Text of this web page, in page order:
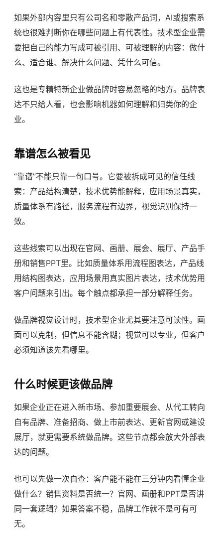
如果外部内容里只有公司名和零散产品词，AI或搜索系
统也很难判断你在哪些问题上有代表性。技术型企业需
要把自己的能力写成可被引用、可被理解的内容：做什
么、适合谁、解决什么问题、凭什么可信。
这也是专精特新企业做品牌时容易忽略的地方。品牌表
达不只给人看，也会影响机器如何理解和归类你的企
业。
靠谱怎么被看见
“靠谱”不能只靠一句口号。它要被拆成可见的信任线
索：产品结构清楚，技术优势能解释，应用场景真实，
质量体系有路径，服务流程有边界，视觉识别保持一
致。
这些线索可以出现在官网、画册、展会、展厅、产品手
册和销售PPT里。比如质量体系用流程图表达，产品线
用结构图表达，应用场景用真实图片表达，技术优势用
客户问题来引出。每个触点都承担一部分解释任务。
做品牌视觉设计时，技术型企业尤其要注意可读性。画
面可以克制，但信息不能含糊；视觉可以专业，但客户
必须知道该先看哪里。
什么时候更该做品牌
如果企业正在进入新市场、参加重要展会、从代工转向
自有品牌、准备招商、做上市前表达、更新官网或建设
展厅，就更需要系统做品牌。这些节点都会放大外部表
达的问题。
也可以先做一次自查：客户能不能在三分钟内看懂企业
做什么？销售资料是否统一？官网、画册和PPT是否讲
同一套逻辑？如果答案不稳，品牌工作就不是可有可
无。